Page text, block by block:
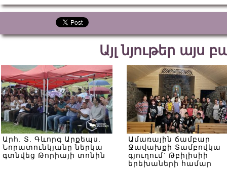
Այլ նյութեր այս
Արհ. Տ. Գևորգ Արքեպս.
Նորատունկյանը ներկա
գտնվեց Թորիայի տոնին
Ամառային ճամբար
Ջավախքի Տամբովկա
գյուղում` Թբիլիսիի
երեխաների համար